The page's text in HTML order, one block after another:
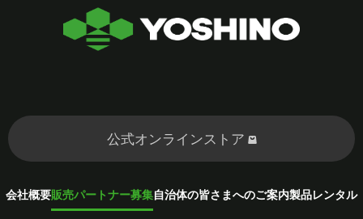
公式オンラインストア
会社概要販売パートナー募集自治体の皆さまへのご案内製品レンタル